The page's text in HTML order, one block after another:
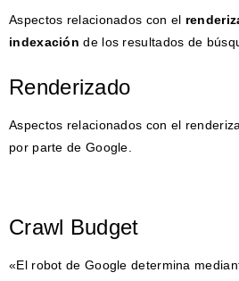
Aspectos relacionados con el
indexación de los resultados de
Renderizado
Aspectos relacionados con el
por parte de Google.
Crawl Budget
«El robot de Google determina